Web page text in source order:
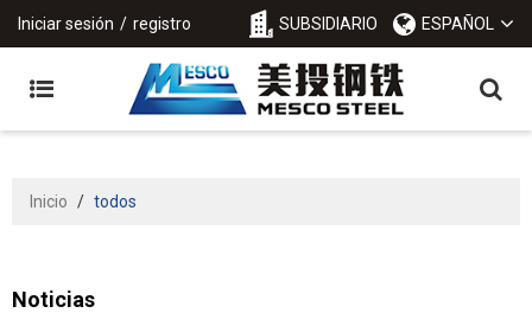
Iniciar sesión / registro SUBSIDIARIO ESPAÑOL
Inicio / todos
Noticias